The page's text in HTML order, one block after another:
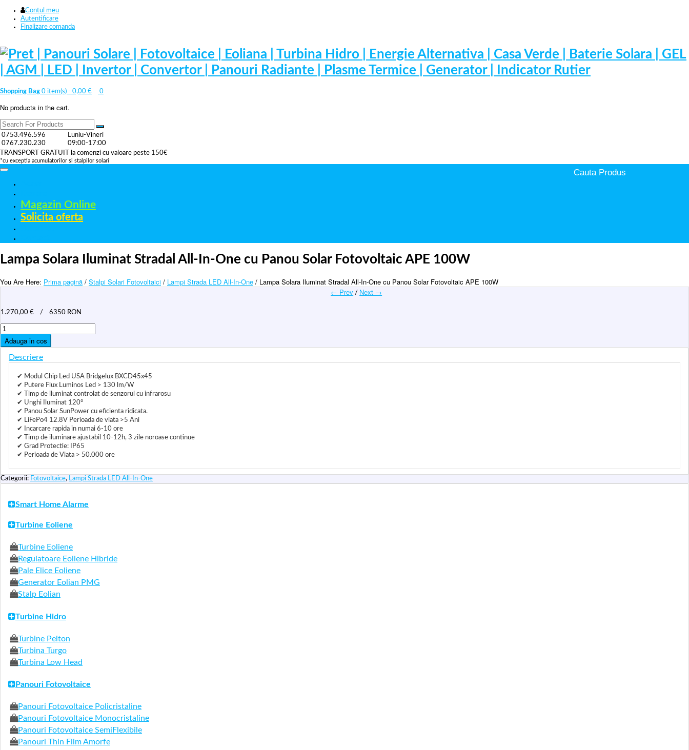
Contul meu
Autentificare
Finalizare comanda
Shopping Bag 0 item(s) - 0,00 € 0
No products in the cart.
0753.496.596
0767.230.230
Luniu-Vineri
09:00-17:00
TRANSPORT GRATUIT la comenzi cu valoare peste 150€
*cu exceptia acumulatorilor si stalpilor solari
Magazin Online
Solicita oferta
Lampa Solara Iluminat Stradal All-In-One cu Panou Solar Fotovoltaic APE 100W
You Are Here: Prima pagină / Stalpi Solari Fotovoltaici / Lampi Strada LED All-In-One / Lampa Solara Iluminat Stradal All-In-One cu Panou Solar Fotovoltaic APE 100W
← Prev / Next →
1.270,00 € / 6350 RON
Cantitate
Lampa
Solara
Stradal
Panou
Fotovoltaic
Adauga in cos
Descriere
✔ Modul Chip Led USA Bridgelux BXCD45x45
✔ Putere Flux Luminos Led > 130 lm/W
✔ Timp de iluminat controlat de senzorul cu infrarosu
✔ Unghi Iluminat 120°
✔ Panou Solar SunPower cu eficienta ridicata.
✔ LiFePo4 12.8V Perioada de viata >5 Ani
✔ Incarcare rapida in numai 6-10 ore
✔ Timp de iluminare ajustabil 10-12h, 3 zile noroase continue
✔ Grad Protectie: IP65
✔ Perioada de Viata > 50.000 ore
Categorii: Fotovoltaice, Lampi Strada LED All-In-One
Smart Home Alarme
Turbine Eoliene
Turbine Eoliene
Regulatoare Eoliene Hibride
Pale Elice Eoliene
Generator Eolian PMG
Stalp Eolian
Turbine Hidro
Turbine Pelton
Turbina Turgo
Turbina Low Head
Panouri Fotovoltaice
Panouri Fotovoltaice Policristaline
Panouri Fotovoltaice Monocristaline
Panouri Fotovoltaice SemiFlexibile
Panouri Thin Film Amorfe